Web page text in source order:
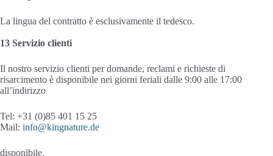
La lingua del contratto è esclusivamente il tedesco.
13 Servizio clienti
Il nostro servizio clienti per domande, reclami e richieste di
risarcimento è disponibile nei giorni feriali dalle 9:00 alle 17:00
all’indirizzo
Tel: +31 (0)85 401 15 25
Mail: info@kingnature.de
disponibile.